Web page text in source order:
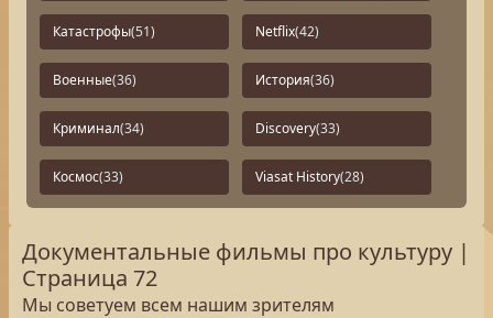
Катастрофы(51) Netflix(42)
Военные(36) История(36)
Криминал(34) Discovery(33)
Космос(33) Viasat History(28)
Документальные фильмы про культуру |
Страница 72
Мы советуем всем нашим зрителям